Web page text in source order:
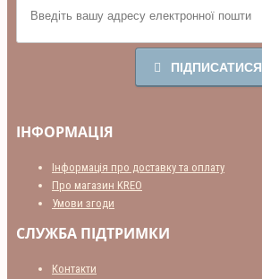
ПІДПИСАТИСЯ
ІНФОРМАЦІЯ
Інформація про доставку та оплату
Про магазин KREO
Умови згоди
СЛУЖБА ПІДТРИМКИ
Контакти